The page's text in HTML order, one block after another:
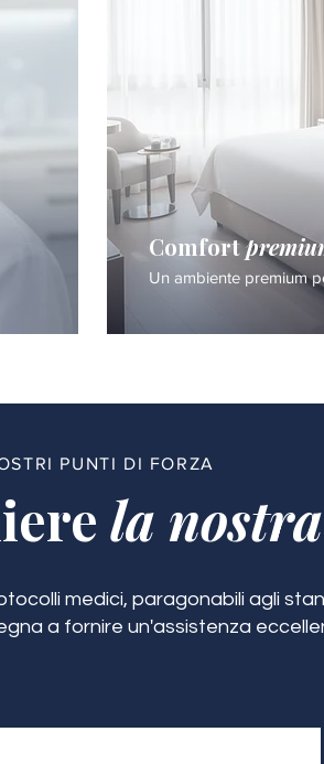
Comfort
Un ambiente premium
PUNTI DI FORZA
la
medici, paragonabili agli
a fornire un'assistenza